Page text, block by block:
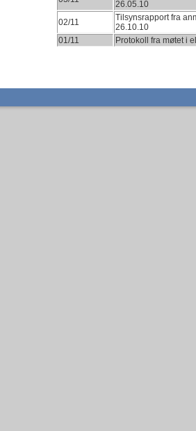
26.05.10
02/11
Tilsynsrapport fra
26.10.10
01/11
Protokoll fra møtet i